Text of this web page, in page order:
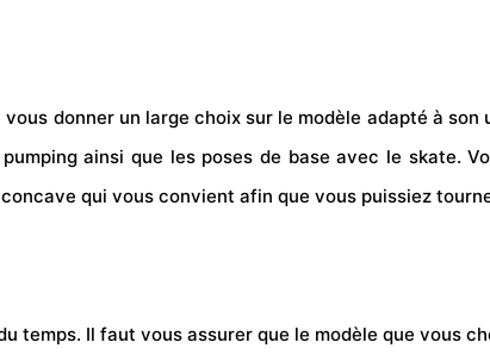
donner un large choix sur le modèle adapté à
ainsi que les poses de base avec le skate.
qui vous convient afin que vous puissiez
temps. Il faut vous assurer que le modèle que vous